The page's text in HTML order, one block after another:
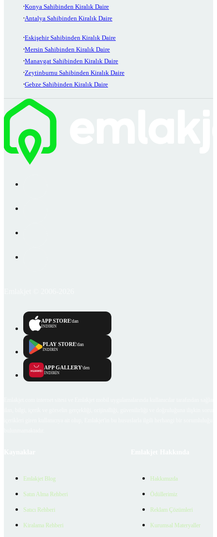
Konya Sahibinden Kiralık Daire
Antalya Sahibinden Kiralık Daire
Eskişehir Sahibinden Kiralık Daire
Mersin Sahibinden Kiralık Daire
Manavgat Sahibinden Kiralık Daire
Zeytinburnu Sahibinden Kiralık Daire
Gebze Sahibinden Kiralık Daire
APP STORE'dan
İNDİRİN
PLAY STORE'dan
İNDİRİN
APP GALLERY'den
İNDİRİN
Emlakjet Blog
Satın Alma Rehberi
Satıcı Rehberi
Kiralama Rehberi
Hakkımızda
Ödüllerimiz
Reklam Çözümleri
Kurumsal Materyaller